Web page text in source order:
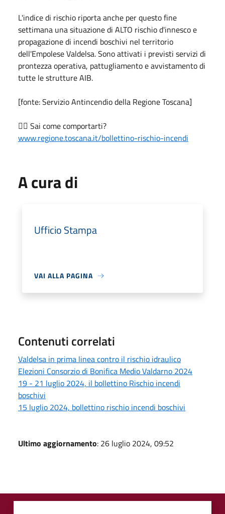
L'indice di rischio riporta anche per questo fine
settimana una situazione di ALTO rischio d'innesco e
propagazione di incendi boschivi nel territorio
dell'Empolese Valdelsa. Sono attivati i previsti servizi di
prontezza operativa, pattugliamento e avvistamento di
tutte le strutture AIB.
[fonte: Servizio Antincendio della Regione Toscana]
👉🏻 Sai come comportarti?
www.regione.toscana.it/bollettino-rischio-incendi
A cura di
Ufficio Stampa
VAI ALLA PAGINA
Contenuti correlati
Valdelsa in prima linea contro il rischio idraulico
Elezioni Consorzio di Bonifica Medio Valdarno 2024
19 - 21 luglio 2024, il bollettino Rischio incendi
boschivi
15 luglio 2024, bollettino rischio incendi boschivi
Ultimo aggiornamento: 26 luglio 2024, 09:52